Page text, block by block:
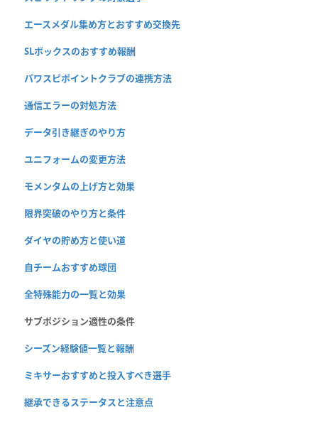
エースメダル集め方とおすすめ交換先
SLボックスのおすすめ報酬
パワスピポイントクラブの連携方法
通信エラーの対処方法
データ引き継ぎのやり方
ユニフォームの変更方法
モメンタムの上げ方と効果
限界突破のやり方と条件
ダイヤの貯め方と使い道
自チームおすすめ球団
全特殊能力の一覧と効果
サブポジション適性の条件
シーズン経験値一覧と報酬
ミキサーおすすめと投入すべき選手
継承できるステータスと注意点